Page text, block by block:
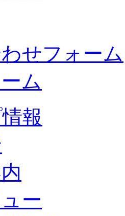
せフォーム
ム
報
ー